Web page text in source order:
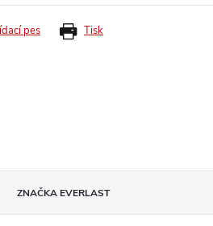
Tisk
pes
ZNAČKAEVERLAST